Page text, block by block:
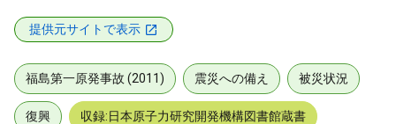
提供元サイトで表示
福島第一原発事故 (2011) 震災への備え 被災状況
復興 収録:日本原子力研究開発機構図書館蔵書